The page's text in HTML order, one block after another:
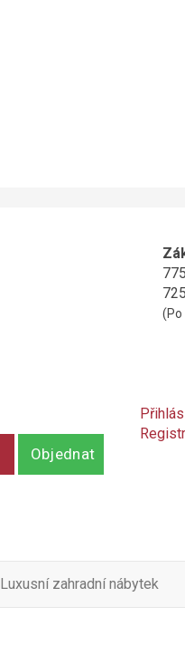
(Po
Objednat
Luxusní zahradní nábytek